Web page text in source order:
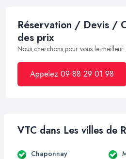
Réservation / Devis /
des prix
Nous cherchons pour vous le
Appelez 09 88 29 01 98
VTC dans Les villes de
Chaponnay